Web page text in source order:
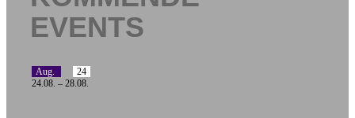
EVENTS
Aug.
24
24.08. –28.08.